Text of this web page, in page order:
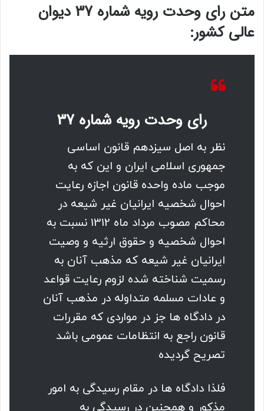
متن رای وحدت رویه شماره 37 دیوان
عالی کشور:
رای وحدت رویه شماره 37
نظر به اصل سیزدهم قانون اساسی
جمهوری اسلامی ایران و این که به
موجب ماده واحده قانون اجازه رعایت
احوال شخصیه ایرانیان غیر شیعه در
محاکم مصوب مرداد ماه 1312 نسبت به
احوال شخصیه و حقوق ارثیه و وصیت
ایرانیان غیر شیعه که مذهب آنان به
رسمیت شناخته شده لزوم رعایت قواعد
و عادات مسلمه متداوله در مذهب آنان
در دادگاه ها جز در مواردی که مقررات
قانون راجع به انتظامات عمومی باشد
تصریح گردیده
فلذا دادگاه ها در مقام رسیدگی به امور
مذکور و همچنین در رسیدگی به